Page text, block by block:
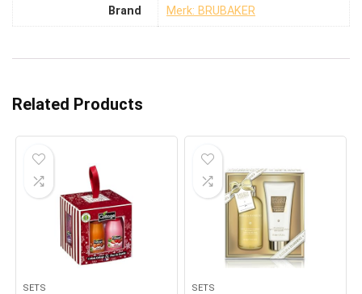
Brand Merk: BRUBAKER
Related Products
SETS SETS